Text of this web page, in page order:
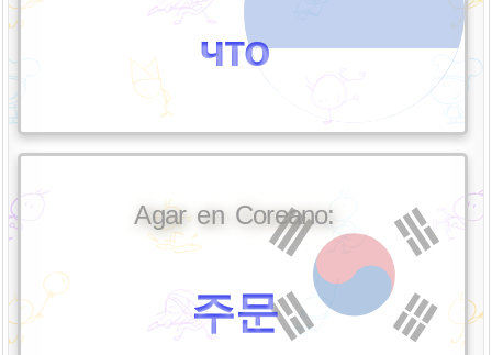
что
Agar en Coreano:
주문